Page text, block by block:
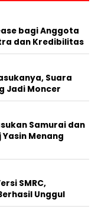
bagi Anggota
dan Kredibilitas
Suara
Jadi Moncer
Samurai dan
Menang
SMRC,
Unggul